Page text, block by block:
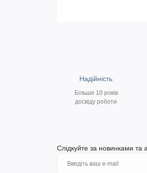
Надійність
Більше 10 років
досвіду роботи
Слідкуйте за новинками та